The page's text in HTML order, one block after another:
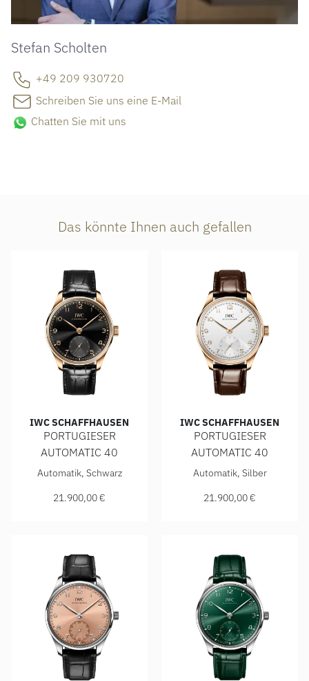
Stefan Scholten
+49 209 930720
Schreiben Sie uns eine E-Mail
Chatten Sie mit uns
Das könnte Ihnen auch gefallen
IWC SCHAFFHAUSEN
PORTUGIESER
AUTOMATIC 40
IWC Schaffhausen PORTUGIESER AUTOMATIC 40, Ref:
Automatik, Schwarz
21.900,00 €
IWC SCHAFFHAUSEN
PORTUGIESER
AUTOMATIC 40
IWC Schaffhausen
Automatik, Silber
21.900,00 €